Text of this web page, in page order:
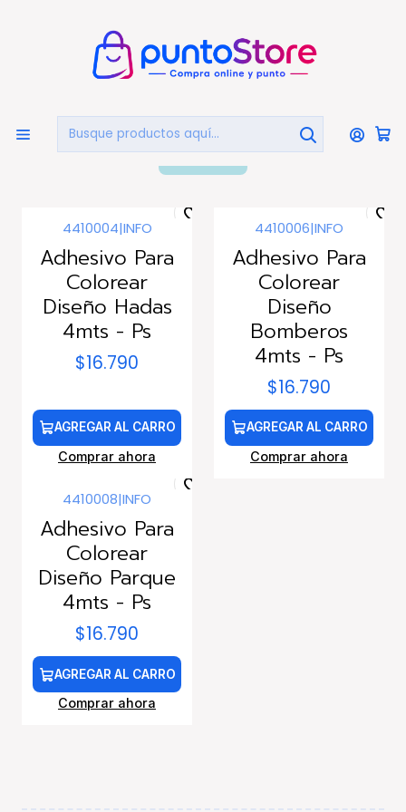
Inicio LIBRERÍA Y ARTE Para Colorear
Para Colorear
4410004|INFO
Adhesivo Para
Colorear
Diseño Hadas
4mts - Ps
$16.790
AGREGAR AL CARRO
Comprar ahora
4410006|INFO
Adhesivo Para
Colorear
Diseño
Bomberos
4mts - Ps
$16.790
AGREGAR AL CARRO
Comprar ahora
4410008|INFO
Adhesivo Para
Colorear
Diseño Parque
4mts - Ps
$16.790
AGREGAR AL CARRO
Comprar ahora